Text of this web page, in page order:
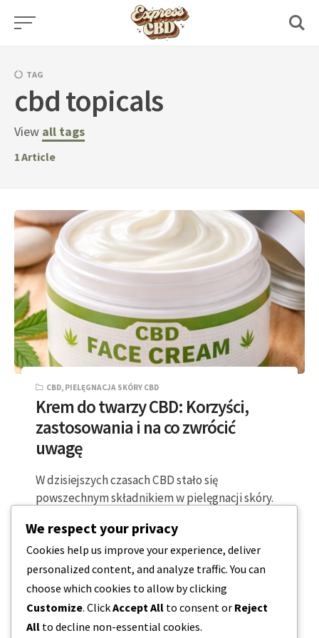
Skip
TAG
cbd topicals
View all tags
1Article
CBD, PIELĘGNACJA SKÓRY CBD
Krem do twarzy CBD: Korzyści,
zastosowania i na co zwrócić
uwagę
W dzisiejszych czasach CBD stało się
powszechnym składnikiem w pielęgnacji skóry.
obecnie zawiera go…
7 MINUTY CZYTANIA 2026-02-22
We respect your privacy
Cookies help us improve your experience, deliver
personalized content, and analyze traffic. You can
choose which cookies to allow by clicking
Customize. ClickAccept All to consent or Reject
All to decline non-essential cookies.